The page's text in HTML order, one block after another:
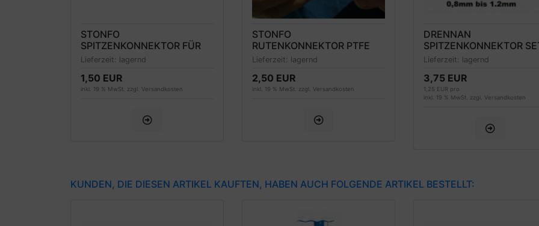
STONFO
SPITZENKONNEKTOR FÜR
TELERUTEN 0.65MM BIS
Lieferzeit: lagernd
1,50 EUR
inkl. 19 % MwSt. zzgl. Versandkosten
STONFO
RUTENKONNEKTOR PTFE
BUSHES INTERN 1.1-3.5MM,
Lieferzeit: lagernd
2,50 EUR
inkl. 19 % MwSt. zzgl. Versandkosten
DRENNAN
SPITZENKONNEKTOR
FÜR TELERUTEN 0.8MM
1.2MM, 3 STÜCK
Lieferzeit: lagernd
3,75 EUR
1,25 EUR pro
inkl. 19 % MwSt. zzgl. Versandkosten
KUNDEN, DIE DIESEN ARTIKEL KAUFTEN, HABEN AUCH FOLGENDE ARTIKEL BESTELLT: